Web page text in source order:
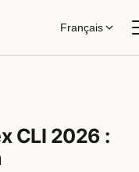
Français
CLI 2026 :